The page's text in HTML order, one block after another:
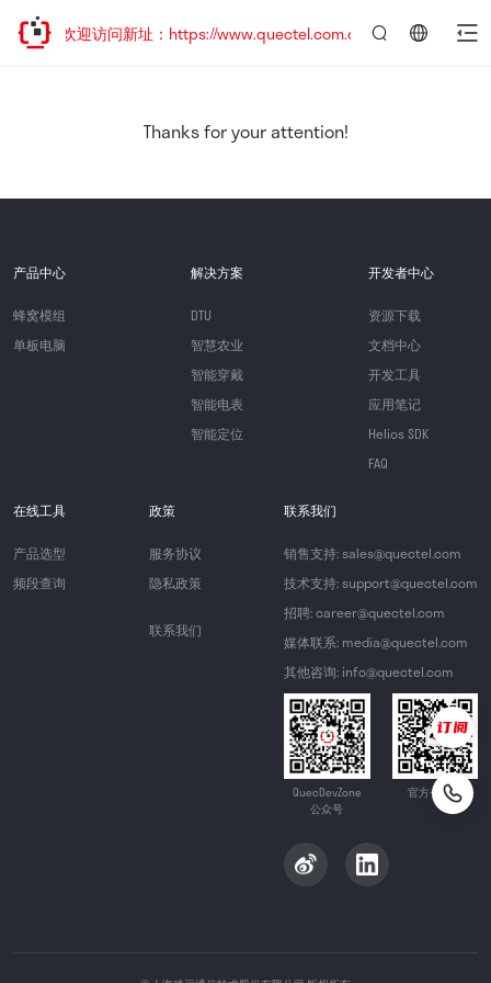
迁移，欢迎访问新址：https://www.quectel.com.cn
Thanks for your attention!
产品中心
蜂窝模组
单板电脑
解决方案
DTU
智慧农业
智能穿戴
智能电表
智能定位
开发者中心
资源下载
文档中心
开发工具
应用笔记
Helios SDK
FAQ
在线工具
产品选型
频段查询
政策
服务协议
隐私政策
联系我们
联系我们
销售支持: sales@quectel.com
技术支持: support@quectel.com
招聘: career@quectel.com
媒体联系: media@quectel.com
其他咨询: info@quectel.com
QuecDevZone
公众号
官方公众号